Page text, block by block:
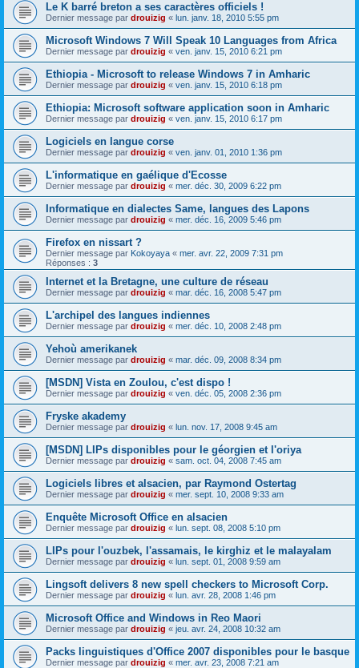
Le K barré breton a ses caractères officiels !
Dernier message par drouizig « lun. janv. 18, 2010 5:55 pm
Microsoft Windows 7 Will Speak 10 Languages from Africa
Dernier message par drouizig « ven. janv. 15, 2010 6:21 pm
Ethiopia - Microsoft to release Windows 7 in Amharic
Dernier message par drouizig « ven. janv. 15, 2010 6:18 pm
Ethiopia: Microsoft software application soon in Amharic
Dernier message par drouizig « ven. janv. 15, 2010 6:17 pm
Logiciels en langue corse
Dernier message par drouizig « ven. janv. 01, 2010 1:36 pm
L'informatique en gaélique d'Ecosse
Dernier message par drouizig « mer. déc. 30, 2009 6:22 pm
Informatique en dialectes Same, langues des Lapons
Dernier message par drouizig « mer. déc. 16, 2009 5:46 pm
Firefox en nissart ?
Dernier message par Kokoyaya « mer. avr. 22, 2009 7:31 pm
Réponses : 3
Internet et la Bretagne, une culture de réseau
Dernier message par drouizig « mar. déc. 16, 2008 5:47 pm
L'archipel des langues indiennes
Dernier message par drouizig « mer. déc. 10, 2008 2:48 pm
Yehoù amerikanek
Dernier message par drouizig « mar. déc. 09, 2008 8:34 pm
[MSDN] Vista en Zoulou, c'est dispo !
Dernier message par drouizig « ven. déc. 05, 2008 2:36 pm
Fryske akademy
Dernier message par drouizig « lun. nov. 17, 2008 9:45 am
[MSDN] LIPs disponibles pour le géorgien et l'oriya
Dernier message par drouizig « sam. oct. 04, 2008 7:45 am
Logiciels libres et alsacien, par Raymond Ostertag
Dernier message par drouizig « mer. sept. 10, 2008 9:33 am
Enquête Microsoft Office en alsacien
Dernier message par drouizig « lun. sept. 08, 2008 5:10 pm
LIPs pour l'ouzbek, l'assamais, le kirghiz et le malayalam
Dernier message par drouizig « lun. sept. 01, 2008 9:59 am
Lingsoft delivers 8 new spell checkers to Microsoft Corp.
Dernier message par drouizig « lun. avr. 28, 2008 1:46 pm
Microsoft Office and Windows in Reo Maori
Dernier message par drouizig « jeu. avr. 24, 2008 10:32 am
Packs linguistiques d'Office 2007 disponibles pour le basque
Dernier message par drouizig « mer. avr. 23, 2008 7:21 am